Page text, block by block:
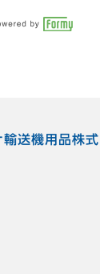
輸送機用品株